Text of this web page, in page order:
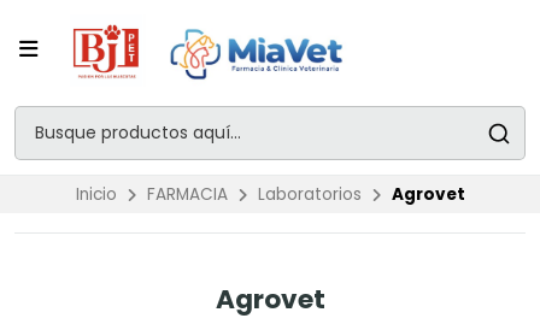
Inicio FARMACIA Laboratorios Agrovet
Agrovet